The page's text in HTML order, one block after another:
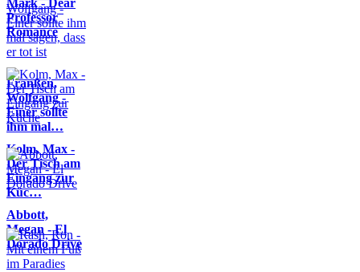
Mark - Dear
Professor
Romance
Franßen,
Wolfgang -
Einer sollte
ihm mal…
Kolm, Max -
Der Tisch am
Eingang zur
Küc…
Abbott,
Megan - El
Dorado Drive